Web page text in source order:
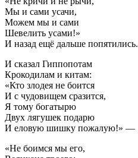
Мы и сами усачи,
Можем мы и сами
Шевелить усами!»
И назад ещё дальше попятились.
И сказал Гиппопотам
Крокодилам и китам:
«Кто злодея не боится
И с чудовищем сразится,
Я тому богатырю
Двух лягушек подарю
И еловую шишку пожалую!» —
«Не боимся мы его,